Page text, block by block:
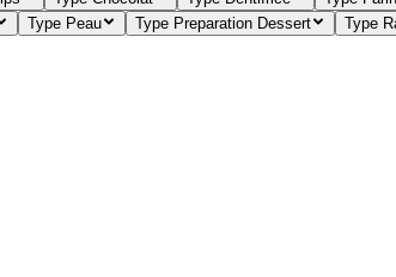
Type Peau Type Preparation Dessert Type